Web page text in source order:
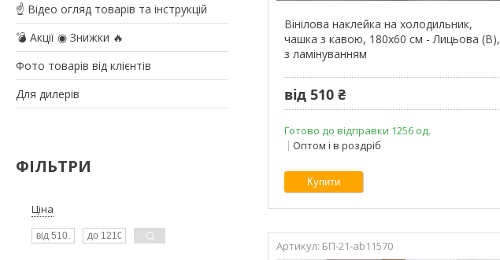
☝ Відео огляд товарів та інструкцій
💣 Акції ◉ Знижки 🔥
Фото товарів від клієнтів
Для дилерів
ФІЛЬТРИ
Ціна
Вінілова наклейка на холодильник,
чашка з кавою, 180х60 см - Лицьова (В),
з ламінуванням
від 510 ₴
Готово до відправки 1256 од.
Оптом і в роздріб
Купити
БП-21-ab11570